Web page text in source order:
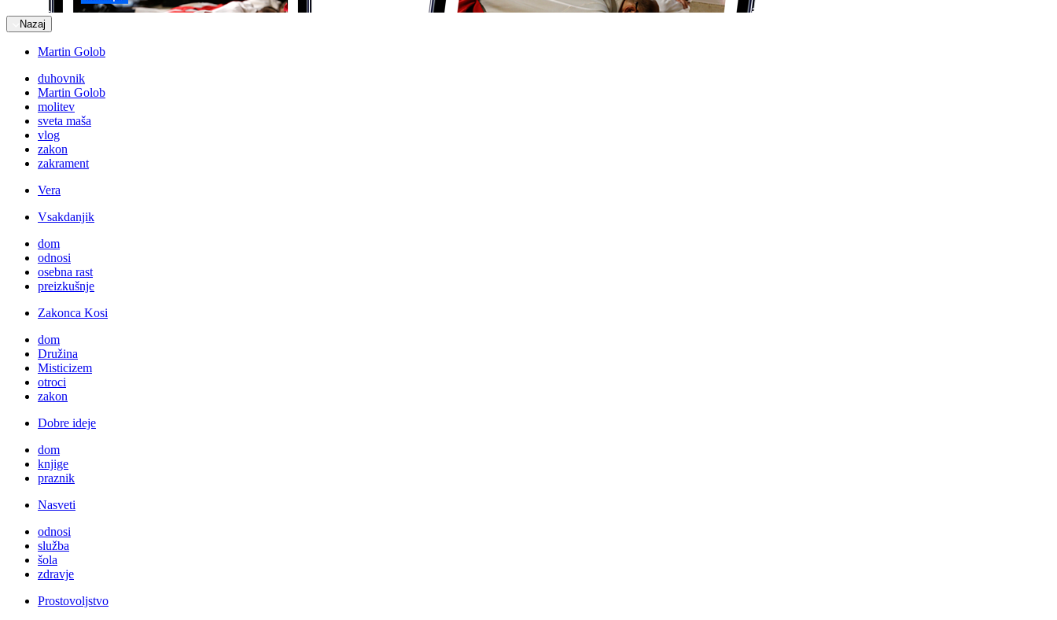
Nazaj
Martin Golob
duhovnik
Martin Golob
molitev
sveta maša
vlog
zakon
zakrament
Vera
Vsakdanjik
dom
odnosi
osebna rast
preizkušnje
Zakonca Kosi
dom
Družina
Misticizem
otroci
zakon
Dobre ideje
dom
knjige
praznik
Nasveti
odnosi
služba
šola
zdravje
Prostovoljstvo